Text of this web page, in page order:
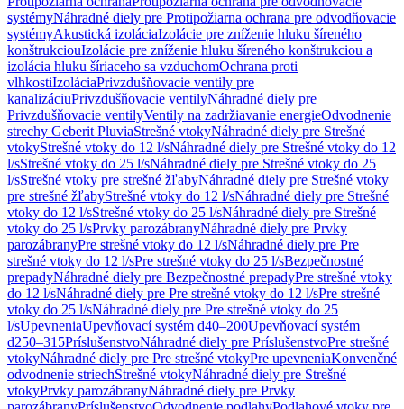
systémyNáhradné diely pre Protipožiarna ochrana pre odvodňovacie
systémyAkustická izoláciaIzolácie pre zníženie hluku šíreného
konštrukciouIzolácie pre zníženie hluku šíreného konštrukciou a
izolácia hluku šíriaceho sa vzduchomOchrana proti
vlhkostiIzoláciaPrivzdušňovacie ventily pre
kanalizáciuPrivzdušňovacie ventilyNáhradné diely pre
Privzdušňovacie ventilyVentily na zadržiavanie energieOdvodnenie
strechy Geberit PluviaStrešné vtokyNáhradné diely pre Strešné
vtokyStrešné vtoky do 12 l/sNáhradné diely pre Strešné vtoky do 12
l/sStrešné vtoky do 25 l/sNáhradné diely pre Strešné vtoky do 25
l/sStrešné vtoky pre strešné žľabyNáhradné diely pre Strešné vtoky
pre strešné žľabyStrešné vtoky do 12 l/sNáhradné diely pre Strešné
vtoky do 12 l/sStrešné vtoky do 25 l/sNáhradné diely pre Strešné
vtoky do 25 l/sPrvky parozábranyNáhradné diely pre Prvky
parozábranyPre strešné vtoky do 12 l/sNáhradné diely pre Pre
strešné vtoky do 12 l/sPre strešné vtoky do 25 l/sBezpečnostné
prepadyNáhradné diely pre Bezpečnostné prepadyPre strešné vtoky
do 12 l/sNáhradné diely pre Pre strešné vtoky do 12 l/sPre strešné
vtoky do 25 l/sNáhradné diely pre Pre strešné vtoky do 25
l/sUpevneniaUpevňovací systém d40–200Upevňovací systém
d250–315PríslušenstvoNáhradné diely pre PríslušenstvoPre strešné
vtokyNáhradné diely pre Pre strešné vtokyPre upevneniaKonvenčné
odvodnenie striechStrešné vtokyNáhradné diely pre Strešné
vtokyPrvky parozábranyNáhradné diely pre Prvky